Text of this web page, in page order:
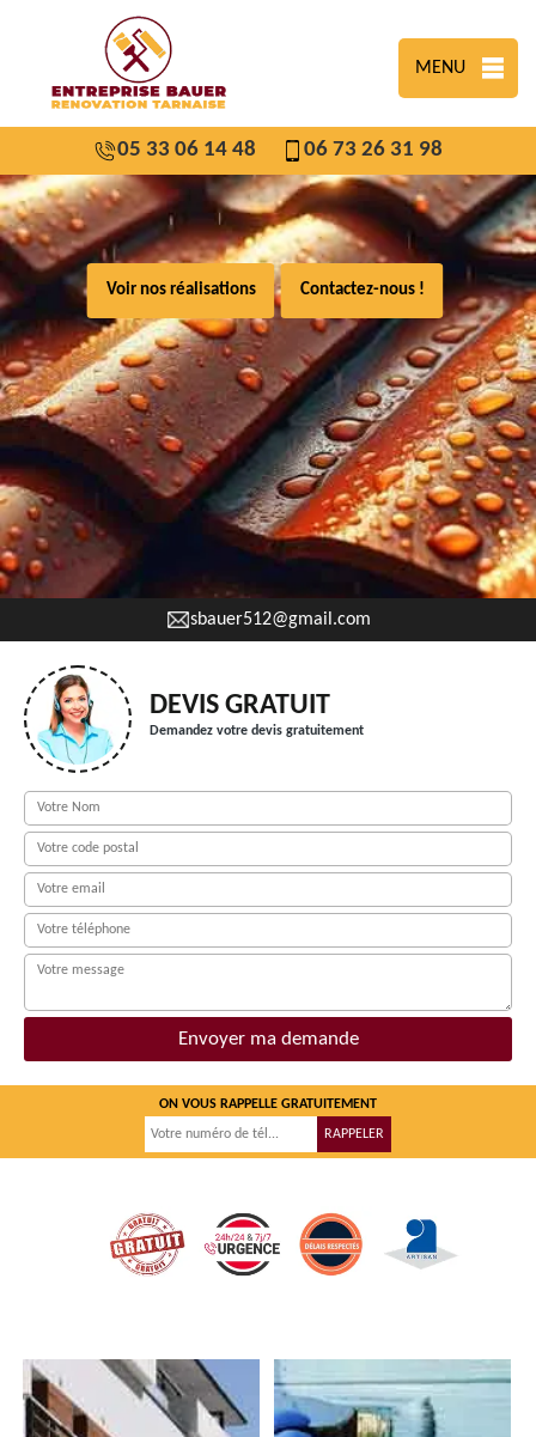
MENU
05 33 06 14 48 06 73 26 31 98
Voir nos réalisations Contactez-nous !
sbauer512@gmail.com
DEVIS GRATUIT
Demandez votre devis gratuitement
ON VOUS RAPPELLE GRATUITEMENT